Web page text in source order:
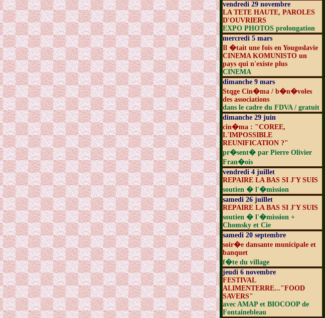
vendredi 29 novembre
LA TETE HAUTE, PAROLES
D'OUVRIERS
EXPO PHOTOS prolongation
mercredi 5 mars
Il �tait une fois en Yougoslavie
CINEMA KOMUNISTO un
pays qui n'existe plus
CINEMA
dimanche 9 mars
Stqge Cin�ma / b�n�voles
des associations
dans le cadre du FDVA / gratuit
dimanche 29 juin
cin�ma : "COREE,
L'IMPOSSIBLE
REUNIFICATION ?"
pr�sent� par Pierre Olivier
Fran�ois
vendredi 4 juillet
REPAIRE LA BAS SI J'Y SUIS
soutien � l'�mission
samedi 26 juillet
REPAIRE LA BAS SI J'Y SUIS
soutien � l'�mission +
Chomsky et Cie
samedi 20 septembre
soir�e dansante municipale et
banquet
f�te du village
jeudi 6 novembre
FESTIVAL
ALIMENTERRE..."FOOD
SAVERS"
avec AMAP et BIOCOOP de
Fontainebleau